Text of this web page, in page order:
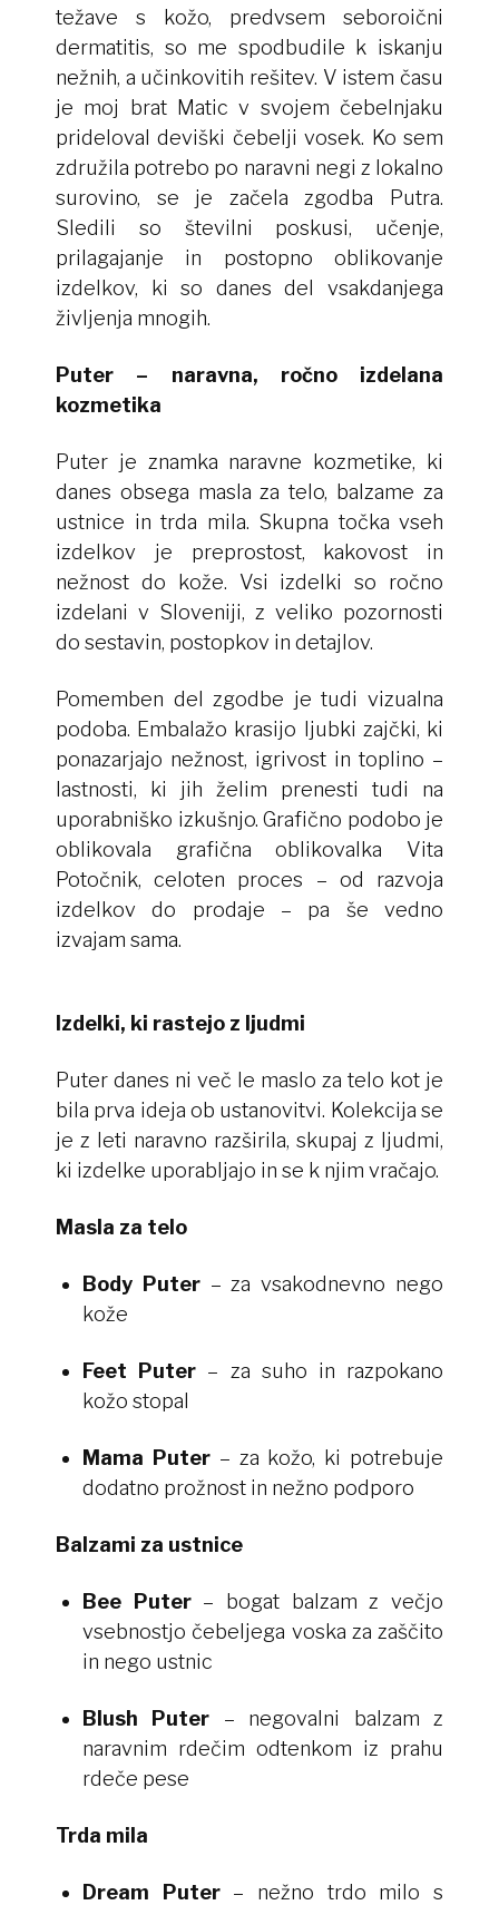
težave s kožo, predvsem seboroični
dermatitis, so me spodbudile k iskanju
nežnih, a učinkovitih rešitev. V istem času
je moj brat Matic v svojem čebelnjaku
prideloval deviški čebelji vosek. Ko sem
združila potrebo po naravni negi z lokalno
surovino, se je začela zgodba Putra.
Sledili so številni poskusi, učenje,
prilagajanje in postopno oblikovanje
izdelkov, ki so danes del vsakdanjega
življenja mnogih.
Puter – naravna, ročno izdelana
kozmetika
Puter je znamka naravne kozmetike, ki
danes obsega masla za telo, balzame za
ustnice in trda mila. Skupna točka vseh
izdelkov je preprostost, kakovost in
nežnost do kože. Vsi izdelki so ročno
izdelani v Sloveniji, z veliko pozornosti
do sestavin, postopkov in detajlov.
Pomemben del zgodbe je tudi vizualna
podoba. Embalažo krasijo ljubki zajčki, ki
ponazarjajo nežnost, igrivost in toplino –
lastnosti, ki jih želim prenesti tudi na
uporabniško izkušnjo. Grafično podobo je
oblikovala grafična oblikovalka Vita
Potočnik, celoten proces – od razvoja
izdelkov do prodaje – pa še vedno
izvajam sama.
Izdelki, ki rastejo z ljudmi
Puter danes ni več le maslo za telo kot je
bila prva ideja ob ustanovitvi. Kolekcija se
je z leti naravno razširila, skupaj z ljudmi,
ki izdelke uporabljajo in se k njim vračajo.
Masla za telo
Body Puter– za vsakodnevno nego
kože
Feet Puter – za suho in razpokano
kožo stopal
Mama Puter– za kožo, ki potrebuje
dodatno prožnost in nežno podporo
Balzami za ustnice
Bee Puter– bogat balzam z večjo
vsebnostjo čebeljega voska za zaščito
in nego ustnic
Blush Puter – negovalni balzam z
naravnim rdečim odtenkom iz prahu
rdeče pese
Trda mila
Dream Puter– nežno trdo milo s